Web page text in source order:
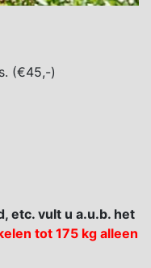
(€45,-)
etc. vult u a.u.b. het
tot 175 kg alleen